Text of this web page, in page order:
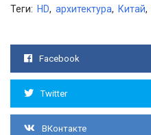
Теги: HD, архитектура, Китай,
Facebook
Twitter
ВКонтакте